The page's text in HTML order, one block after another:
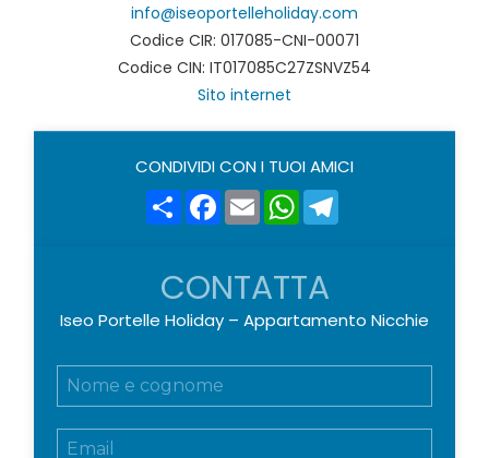
info@iseoportelleholiday.com
Codice CIR: 017085-CNI-00071
Codice CIN: IT017085C27ZSNVZ54
Sito internet
CONDIVIDI CON I TUOI AMICI
ShareFacebook
EmailWhatsApp
CONTATTA
Iseo Portelle Holiday – Appartamento Nicchie
N
E